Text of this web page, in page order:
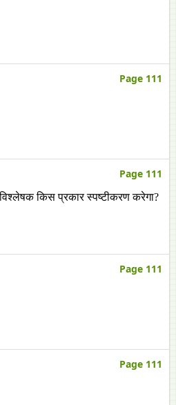
Page 111
Page 111
किस प्रकार स्पष्टीकरण करेगा?
Page 111
Page 111